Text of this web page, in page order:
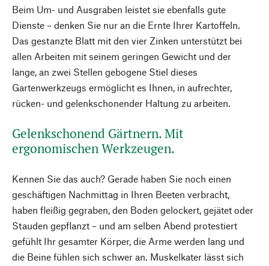
Beim Um- und Ausgraben leistet sie ebenfalls gute
Dienste – denken Sie nur an die Ernte Ihrer Kartoffeln.
Das gestanzte Blatt mit den vier Zinken unterstützt bei
allen Arbeiten mit seinem geringen Gewicht und der
lange, an zwei Stellen gebogene Stiel dieses
Gartenwerkzeugs ermöglicht es Ihnen, in aufrechter,
rücken- und gelenkschonender Haltung zu arbeiten.
Gelenkschonend Gärtnern. Mit
ergonomischen Werkzeugen.
Kennen Sie das auch? Gerade haben Sie noch einen
geschäftigen Nachmittag in Ihren Beeten verbracht,
haben fleißig gegraben, den Boden gelockert, gejätet oder
Stauden gepflanzt – und am selben Abend protestiert
gefühlt Ihr gesamter Körper, die Arme werden lang und
die Beine fühlen sich schwer an. Muskelkater lässt sich